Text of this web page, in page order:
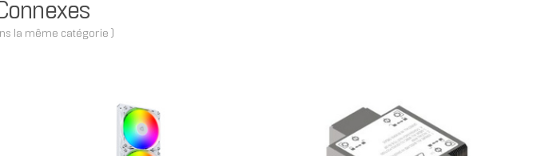
la même catégorie )